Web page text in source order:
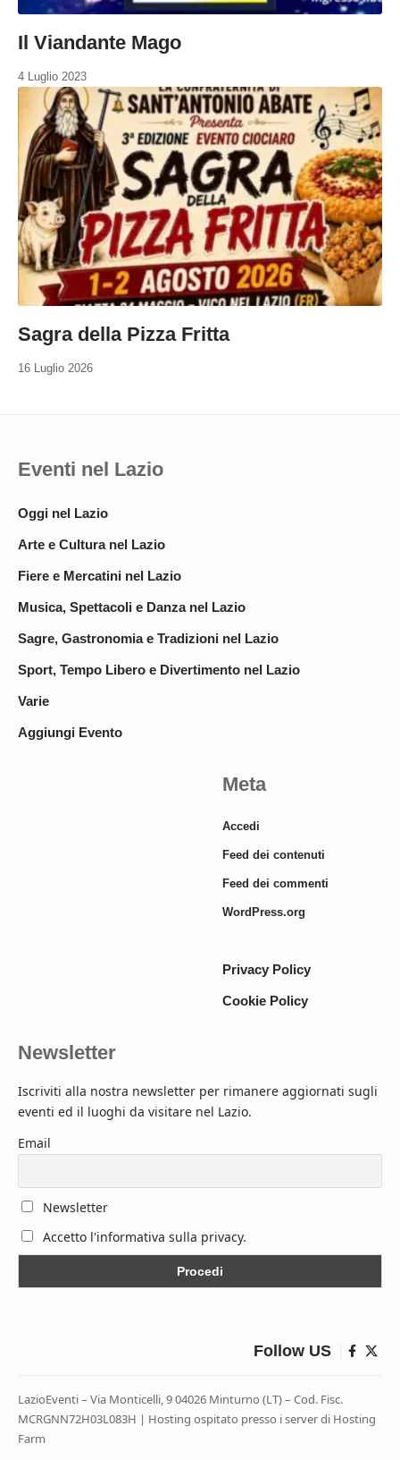
Il Viandante Mago
4 Luglio 2023
Sagra della Pizza Fritta
16 Luglio 2026
Eventi nel Lazio
Oggi nel Lazio
Arte e Cultura nel Lazio
Fiere e Mercatini nel Lazio
Musica, Spettacoli e Danza nel Lazio
Sagre, Gastronomia e Tradizioni nel Lazio
Sport, Tempo Libero e Divertimento nel Lazio
Varie
Aggiungi Evento
Meta
Accedi
Feed dei contenuti
Feed dei commenti
WordPress.org
Privacy Policy
Cookie Policy
Newsletter
Iscriviti alla nostra newsletter per rimanere aggiornati sugli
eventi ed il luoghi da visitare nel Lazio.
Email
Newsletter
Accetto l'informativa sulla privacy.
Follow US
LazioEventi – Via Monticelli, 9 04026 Minturno (LT) – Cod. Fisc.
MCRGNN72H03L083H | Hosting ospitato presso i server di Hosting
Farm